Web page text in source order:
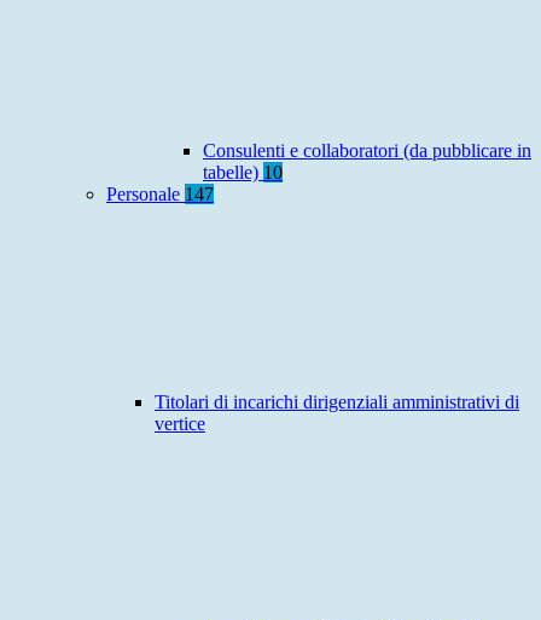
Consulenti e collaboratori (da pubblicare in
tabelle) 10
Personale 147
Titolari di incarichi dirigenziali amministrativi di
vertice